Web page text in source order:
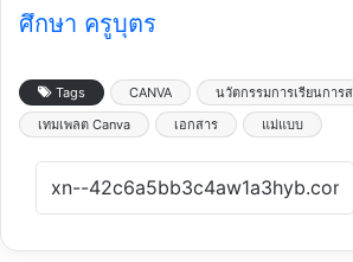
ศึกษา ครูบุตร
Tags CANVA นวัตกรรมการเรียนการ
เทมเพลต Canva
เอกสาร แม่แบบ